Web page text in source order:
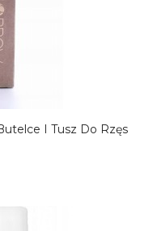
I Tusz Do Rzęs